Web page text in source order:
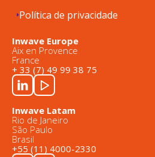
Política de privacidade
Inwave Europe
Aix en Provence
France
+ 33 (7) 49 99 38 75
Inwave Latam
Rio de Janeiro
São Paulo
Brasil
+55 (11) 4000-2330